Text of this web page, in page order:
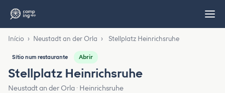
Início › Neustadt an der Orla › Stellplatz Heinrichsruhe
Sítio num restaurante Abrir
Stellplatz Heinrichsruhe
Neustadt an der Orla · Heinrichsruhe